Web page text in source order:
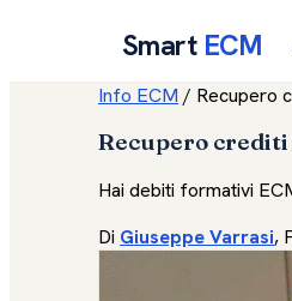
Smart ECM
Info ECM / Recupero
Recupero crediti
Hai debiti formativi
Di Giuseppe Varrasi,